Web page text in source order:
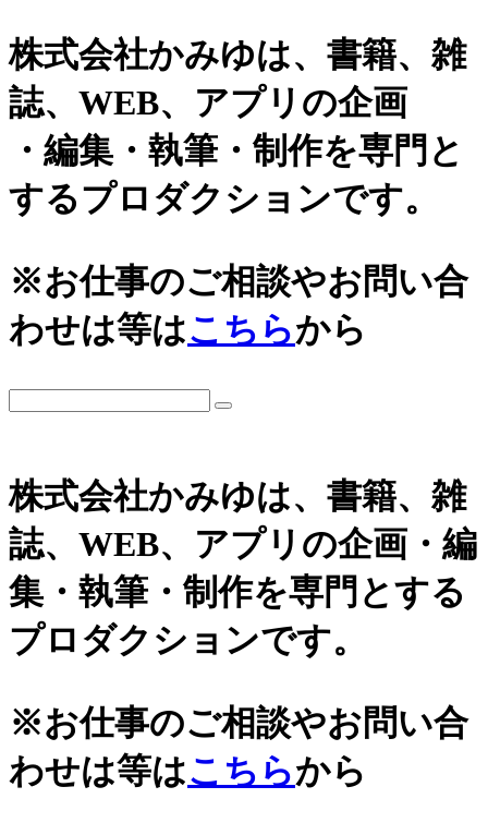
株式会社かみゆは、書籍、雑
誌、WEB、アプリの企画
・編集・執筆・制作を専門と
するプロダクションです。
※お仕事のご相談やお問い合
わせは等はこちらから
株式会社かみゆは、書籍、雑
誌、WEB、アプリの企画・編
集・執筆・制作を専門とする
プロダクションです。
※お仕事のご相談やお問い合
わせは等はこちらから
城
日本史通史
大河ドラマ、テレビ・映画関連
史跡ガイド
その他歴史関連
美術史、絵画、アート
宗教、神話、神社仏閣
日本文化、民俗
天皇制
広報誌、新聞媒体
ウェブ媒体
その他いろいろ
エンタメ・トレンド
2026年
2022年
2021年
2020年
2019年
2018年
2016年
2015年